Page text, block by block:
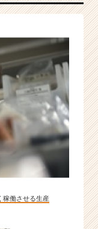
稼働させる生産